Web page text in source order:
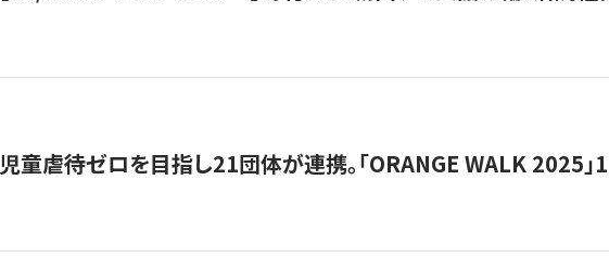
児童虐待ゼロを目指し21団体が連携。「ORANGE WALK 2025」